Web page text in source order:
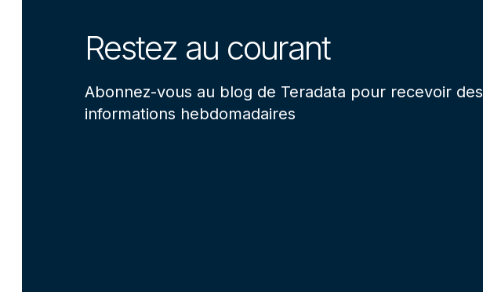
Restez au courant
Abonnez-vous au blog de Teradata pour recevoir des
informations hebdomadaires